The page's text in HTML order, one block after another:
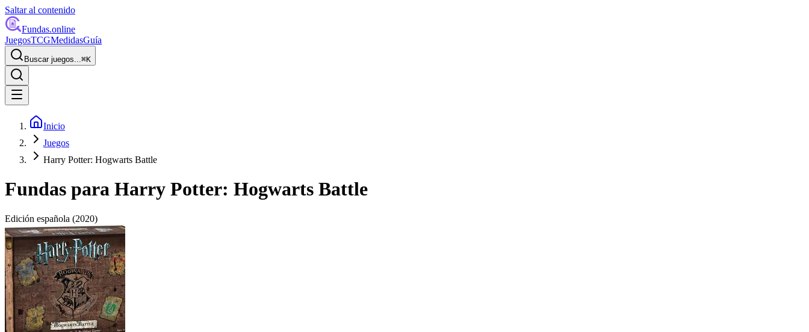
Saltar al contenido
Fundas.online
JuegosTCGMedidasGuía
Buscar juegos...⌘K
Inicio
Juegos
Harry Potter: Hogwarts Battle
Fundas para Harry Potter: Hogwarts Battle
Edición española (2020)